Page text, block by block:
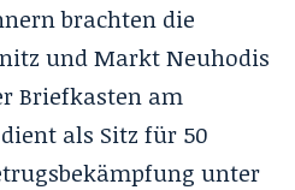
brachten die
und Markt Neuhodis
Briefkasten am
als Sitz für 50
unter